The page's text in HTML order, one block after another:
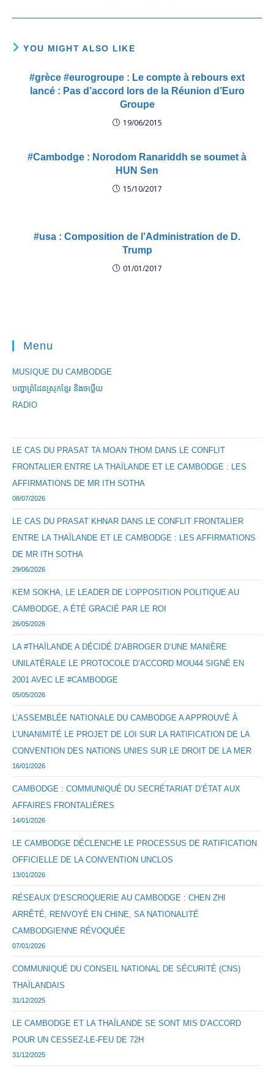
YOU MIGHT ALSO LIKE
#grèce #eurogroupe : Le compte à rebours ext
lancé : Pas d’accord lors de la Réunion d’Euro
Groupe
19/06/2015
#Cambodge : Norodom Ranariddh se soumet à
HUN Sen
15/10/2017
#usa : Composition de l’Administration de D.
Trump
01/01/2017
Menu
MUSIQUE DU CAMBODGE
បញ្ហាព្រំដែនស្រុកខ្មែរ និងចឞ្លើយ
RADIO
LE CAS DU PRASAT TA MOAN THOM DANS LE CONFLIT
FRONTALIER ENTRE LA THAÏLANDE ET LE CAMBODGE : LES
AFFIRMATIONS DE MR ITH SOTHA
08/07/2026
LE CAS DU PRASAT KHNAR DANS LE CONFLIT FRONTALIER
ENTRE LA THAÏLANDE ET LE CAMBODGE : LES AFFIRMATIONS
DE MR ITH SOTHA
29/06/2026
KEM SOKHA, LE LEADER DE L’OPPOSITION POLITIQUE AU
CAMBODGE, A ÉTÉ GRACIÉ PAR LE ROI
26/05/2026
LA #THAÏLANDE A DÉCIDÉ D’ABROGER D’UNE MANIÈRE
UNILATÉRALE LE PROTOCOLE D’ACCORD MOU44 SIGNÉ EN
2001 AVEC LE #CAMBODGE
05/05/2026
L’ASSEMBLÉE NATIONALE DU CAMBODGE A APPROUVÉ À
L’UNANIMITÉ LE PROJET DE LOI SUR LA RATIFICATION DE LA
CONVENTION DES NATIONS UNIES SUR LE DROIT DE LA MER
16/01/2026
CAMBODGE : COMMUNIQUÉ DU SECRÉTARIAT D’ÉTAT AUX
AFFAIRES FRONTALIÈRES
14/01/2026
LE CAMBODGE DÉCLENCHE LE PROCESSUS DE RATIFICATION
OFFICIELLE DE LA CONVENTION UNCLOS
13/01/2026
RÉSEAUX D’ESCROQUERIE AU CAMBODGE : CHEN ZHI
ARRÊTÉ, RENVOYÉ EN CHINE, SA NATIONALITÉ
CAMBODGIENNE RÉVOQUÉE
07/01/2026
COMMUNIQUÉ DU CONSEIL NATIONAL DE SÉCURITÉ (CNS)
THAÏLANDAIS
31/12/2025
LE CAMBODGE ET LA THAÏLANDE SE SONT MIS D’ACCORD
POUR UN CESSEZ-LE-FEU DE 72H
31/12/2025